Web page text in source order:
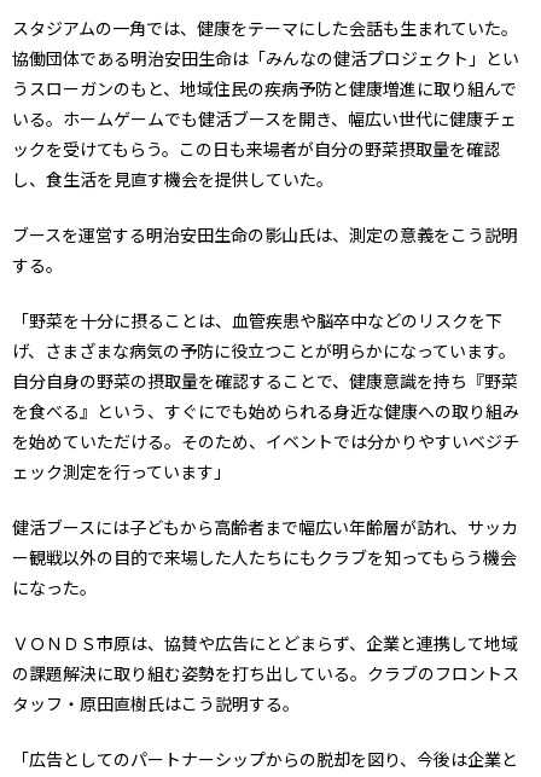
スタジアムの一角では、健康をテーマにした会話も生まれていた。
協働団体である明治安田生命は「みんなの健活プロジェクト」とい
うスローガンのもと、地域住民の疾病予防と健康増進に取り組んで
いる。ホームゲームでも健活ブースを開き、幅広い世代に健康チェ
ックを受けてもらう。この日も来場者が自分の野菜摂取量を確認
し、食生活を見直す機会を提供していた。
ブースを運営する明治安田生命の影山氏は、測定の意義をこう説明
する。
「野菜を十分に摂ることは、血管疾患や脳卒中などのリスクを下
げ、さまざまな病気の予防に役立つことが明らかになっています。
自分自身の野菜の摂取量を確認することで、健康意識を持ち『野菜
を食べる』という、すぐにでも始められる身近な健康への取り組み
を始めていただける。そのため、イベントでは分かりやすいベジチ
ェック測定を行っています」
健活ブースには子どもから高齢者まで幅広い年齢層が訪れ、サッカ
ー観戦以外の目的で来場した人たちにもクラブを知ってもらう機会
になった。
ＶＯＮＤＳ市原は、協賛や広告にとどまらず、企業と連携して地域
の課題解決に取り組む姿勢を打ち出している。クラブのフロントス
タッフ・原田直樹氏はこう説明する。
「広告としてのパートナーシップからの脱却を図り、今後は企業と